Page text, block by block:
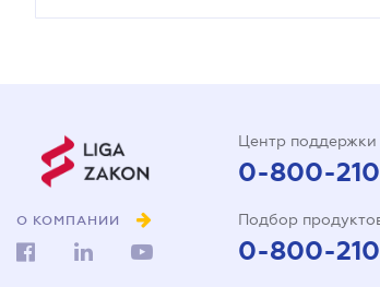
О КОМПАНИИ
Центр поддержки
0-800-
Подбор
0-800-